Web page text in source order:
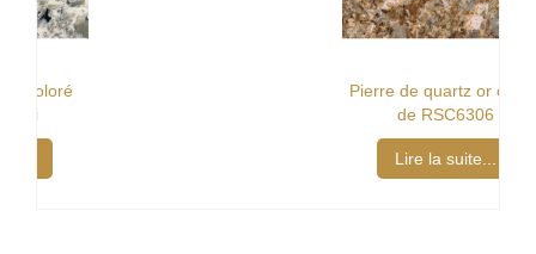
Pierre de quartz or coloré